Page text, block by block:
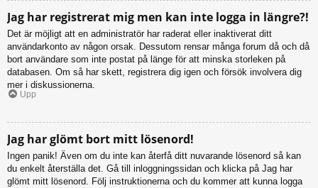
Jag har registrerat mig men kan inte logga in längre?!
Det är möjligt att en administratör har raderat eller inaktiverat ditt
användarkonto av någon orsak. Dessutom rensar många forum då och då
bort användare som inte postat på länge för att minska storleken på
databasen. Om så har skett, registrera dig igen och försök involvera dig
mer i diskussionerna.
Upp
Jag har glömt bort mitt lösenord!
Ingen panik! Även om du inte kan återfå ditt nuvarande lösenord så kan
du enkelt återställa det. Gå till inloggningssidan och klicka på Jag har
glömt mitt lösenord. Följ instruktionerna och du kommer att kunna logga